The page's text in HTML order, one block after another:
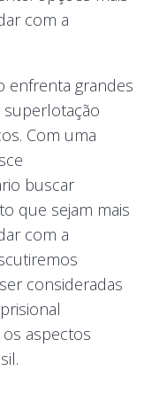
enfrenta grandes
Com uma
buscar
que sejam mais
com a
consideradas
aspectos